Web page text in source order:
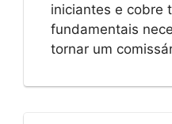
iniciantes e cobre
fundamentais
tornar um